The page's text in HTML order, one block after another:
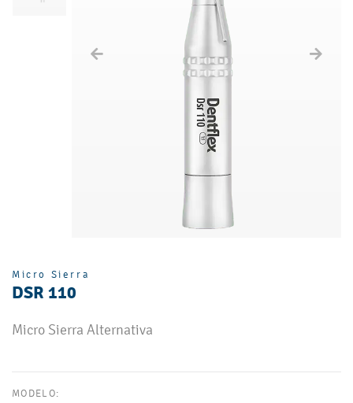
Micro Sierra
DSR 110
Micro Sierra Alternativa
MODELO: